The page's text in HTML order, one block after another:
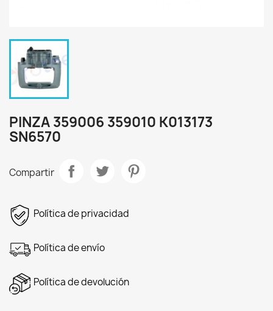
PINZA 359006 359010 K013173
SN6570
Compartir
Política de privacidad
Política de envío
Política de devolución